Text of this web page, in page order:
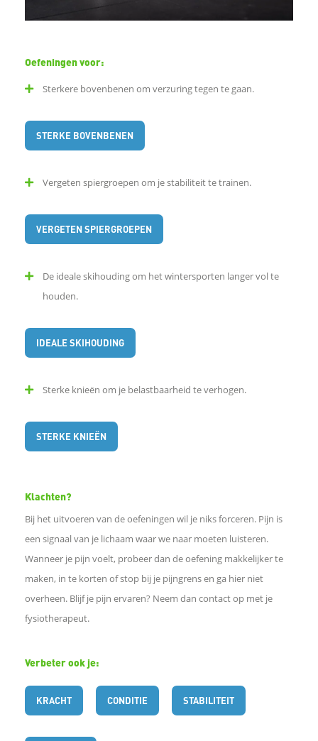
e
o
i
n
e
d
I
W
h
t
p
Oefeningen voor:
Sterkere bovenbenen om verzuring tegen te gaan.
STERKE BOVENBENEN
Vergeten spiergroepen om je stabiliteit te trainen.
VERGETEN SPIERGROEPEN
De ideale skihouding om het wintersporten langer vol te
houden.
IDEALE SKIHOUDING
Sterke knieën om je belastbaarheid te verhogen.
STERKE KNIEËN
Klachten?
Bij het uitvoeren van de oefeningen wil je niks forceren. Pijn is
een signaal van je lichaam waar we naar moeten luisteren.
Wanneer je pijn voelt, probeer dan de oefening makkelijker te
maken, in te korten of stop bij je pijngrens en ga hier niet
overheen. Blijf je pijn ervaren? Neem dan contact op met je
fysiotherapeut.
Verbeter ook je:
KRACHT CONDITIE STABILITEIT